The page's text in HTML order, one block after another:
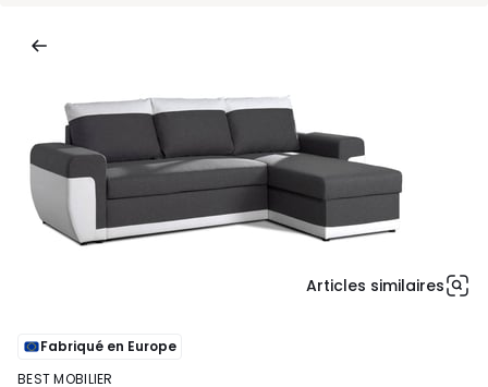
Articles similaires
Fabriqué en Europe
BEST MOBILIER